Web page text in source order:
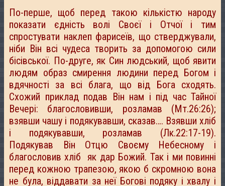
По-перше, щоб перед такою кількістю народу
показати єдність волі Своєї і Отчої і тим
спростувати наклеп фарисеїв, що стверджували,
ніби Він всі чудеса творить за допомогою сили
бісівської. По-друге, як Син людський, щоб явити
людям образ смирення людини перед Богом і
вдячності за всі блага, що від Бога сходять.
Схожий приклад подав Він нам і під час Тайної
Вечері: благословивши, розламав (Мт.26:26);
взявши чашу і подякувавши, сказав…. Взявши хліб
і подякувавши, розламав (Лк.22:17-19).
Подякував Він Отцю Своєму Небесному і
благословив хліб як дар Божий. Так і ми повинні
перед кожною трапезою, якою б скромною вона
не була, віддавати за неї Богові подяку і хвалу і